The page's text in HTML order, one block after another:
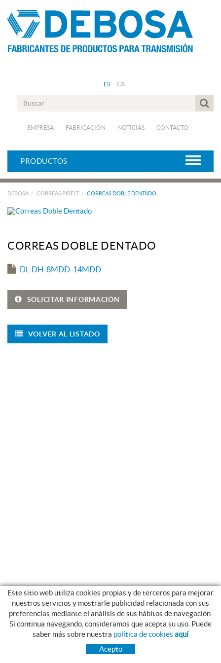
ES CA
EMPRESA FABRICACIÓN NOTÍCIAS CONTACTO
PRODUCTOS
DEBOSA CORREAS PIBELT CORREAS DOBLE DENTADO
CORREAS DOBLE DENTADO
DL-DH-8MDD-14MDD
SOLICITAR INFORMACIÓN
VOLVER AL LISTADO
CATEGORIAS
Este sitio web utiliza cookies propias y de terceros para mejorar
nuestros servicios y mostrarle publicidad relacionada con sus
preferencias mediante el análisis de sus hábitos de navegación.
Si continua navegando, consideramos que acepta su uso. Puede
saber más sobre nuestra política de cookies aquí
Acepto